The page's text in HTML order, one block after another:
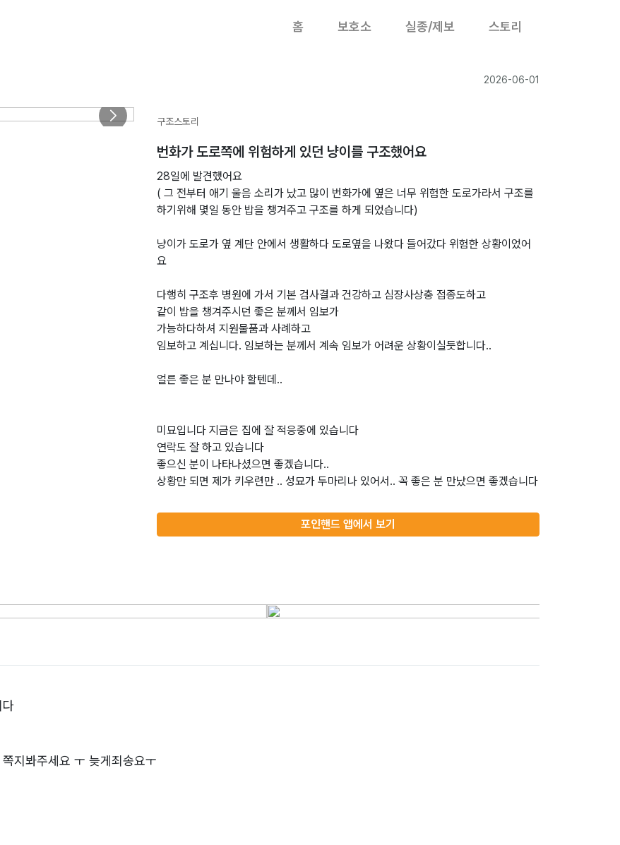
홈 보호소 실종/제보 스토리
2026-06-01
구조스토리
번화가 도로쪽에 위험하게 있던 냥이를 구조했어요
28일에 발견했어요
( 그 전부터 애기 울음 소리가 났고 많이 번화가에 옆은 너무 위험한 도로가라서 구조를
하기위해 몇일 동안 밥을 챙겨주고 구조를 하게 되었습니다)
냥이가 도로가 옆 계단 안에서 생활하다 도로옆을 나왔다 들어갔다 위험한 상황이었어
요
다행히 구조후 병원에 가서 기본 검사결과 건강하고 심장사상충 접종도하고
같이 밥을 챙겨주시던 좋은 분께서 임보가
가능하다하셔 지원물품과 사례하고
임보하고 계십니다. 임보하는 분께서 계속 임보가 어려운 상황이실듯합니다..
얼른 좋은 분 만나야 할텐데..
미묘입니다 지금은 집에 잘 적응중에 있습니다
연락도 잘 하고 있습니다
좋으신 분이 나타나셨으면 좋겠습니다..
상황만 되면 제가 키우련만 .. 성묘가 두마리나 있어서.. 꼭 좋은 분 만났으면 좋겠습니다
포인핸드 앱에서 보기
지봐주세요 ㅜ 늦게죄송요ㅜ